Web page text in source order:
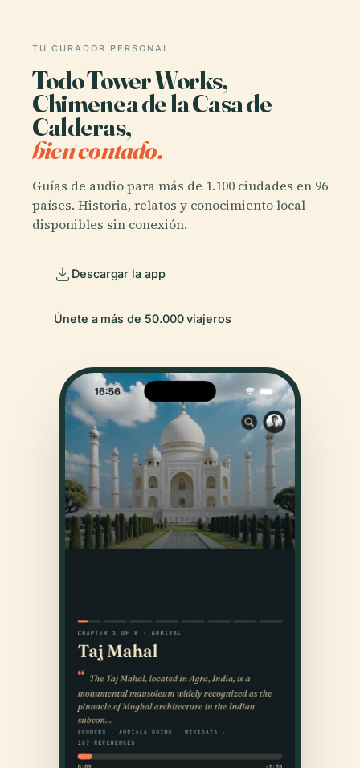
TU CURADOR PERSONAL
Todo Tower Works,
Chimenea de la Casa de
Calderas,
bien contado.
Guías de audio para más de 1.100 ciudades en 96
países. Historia, relatos y conocimiento local —
disponibles sin conexión.
Descargar la app
Únete a más de 50.000 viajeros